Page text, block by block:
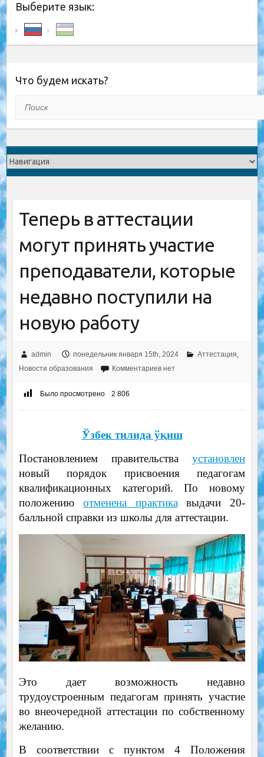
Выберите язык:
Что будем искать?
Теперь в аттестации
могут принять участие
преподаватели, которые
недавно поступили на
новую работу
admin понедельник января 15th, 2024 Аттестация,
Новости образования
Комментариев нет
Было просмотрено 2 806
Ўзбек тилида ўқиш
Постановлением правительстваустановлен
новый порядок присвоения педагогам
квалификационных категорий. По новому
положению отменена практикавыдачи 20-
балльной справки из школы для аттестации.
Это дает возможность недавно
трудоустроенным педагогам принять участие
во внеочередной аттестации по собственному
желанию.
В соответствии с пунктом 4 Положения